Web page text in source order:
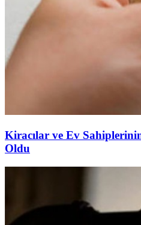
Kiracılar ve Ev
Oldu